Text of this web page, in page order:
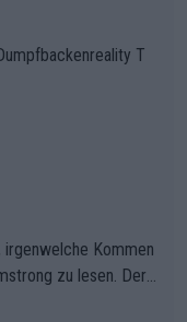
T
irgenwelche Kommen
zu lesen. Der